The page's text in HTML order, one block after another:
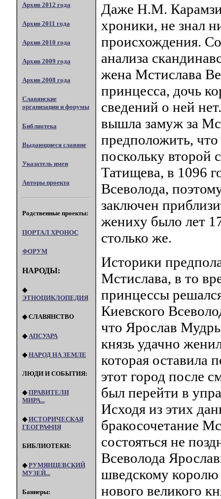
Архив 2012 года
Архив 2011 года
Архив 2010 года
Архив 2009 года
Архив 2008 года
Славянские
организации и форумы
Библиотека
Выдающиеся славяне
Указатель имен
Авторы проекта
Родственные проекты:
ПОРТАЛ XPOHOC
ФОРУМ
НАРОДЫ:
◆
ЭТНОЦИКЛОПЕДИЯ
◆ СЛАВЯНСТВО
◆ АПСУАРА
◆НАРОД НА ЗЕМЛЕ
ЛЮДИ И СОБЫТИЯ:
◆ПРАВИТЕЛИ
МИРА...
◆ИСТОРИЧЕСКАЯ
ГЕОГРАФИЯ
БИБЛИОТЕКИ:
◆РУМЯНЦЕВСКИЙ
МУЗЕЙ...
Баннеры:
Даже Н.М.
хроники, не знал
происхождения.
анализа
жена Мстислава
принцесса, дочь
сведений о ней
вышла замуж за
предположить,
поскольку второй
Татищева, в 1096
Всеволода,
заключен
жениху было лет
столько же.
Историки
Мстислава, в то
принцессы
Киевского
что Ярослав
князь удачно
которая оставила
этот город после
был перейти в
Исходя из этих
бракосочетание
состояться не
Всеволода
шведскому королю
нового великого